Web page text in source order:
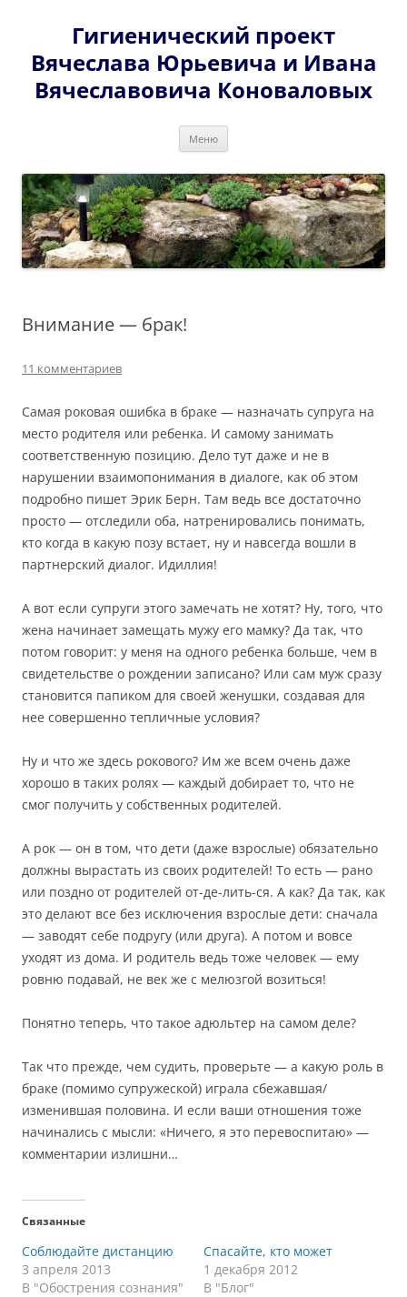
содержимомуГигиенический проект
Вячеслава Юрьевича и Ивана
Вячеславовича Коноваловых
Меню
Внимание — брак!
11 комментариев
Самая роковая ошибка в браке — назначать супруга на
место родителя или ребенка. И самому занимать
соответственную позицию. Дело тут даже и не в
нарушении взаимопонимания в диалоге, как об этом
подробно пишет Эрик Берн. Там ведь все достаточно
просто — отследили оба, натренировались понимать,
кто когда в какую позу встает, ну и навсегда вошли в
партнерский диалог. Идиллия!
А вот если супруги этого замечать не хотят? Ну, того, что
жена начинает замещать мужу его мамку? Да так, что
потом говорит: у меня на одного ребенка больше, чем в
свидетельстве о рождении записано? Или сам муж сразу
становится папиком для своей женушки, создавая для
нее совершенно тепличные условия?
Ну и что же здесь рокового? Им же всем очень даже
хорошо в таких ролях — каждый добирает то, что не
смог получить у собственных родителей.
А рок — он в том, что дети (даже взрослые) обязательно
должны вырастать из своих родителей! То есть — рано
или поздно от родителей от-де-лить-ся. А как? Да так, как
это делают все без исключения взрослые дети: сначала
— заводят себе подругу (или друга). А потом и вовсе
уходят из дома. И родитель ведь тоже человек — ему
ровню подавай, не век же с мелюзгой возиться!
Понятно теперь, что такое адюльтер на самом деле?
Так что прежде, чем судить, проверьте — а какую роль в
браке (помимо супружеской) играла сбежавшая/
изменившая половина. И если ваши отношения тоже
начинались с мысли: «Ничего, я это перевоспитаю» —
комментарии излишни…
Связанные
Соблюдайте дистанцию
3 апреля 2013
В "Обострения сознания"
Спасайте, кто может
1 декабря 2012
В "Блог"